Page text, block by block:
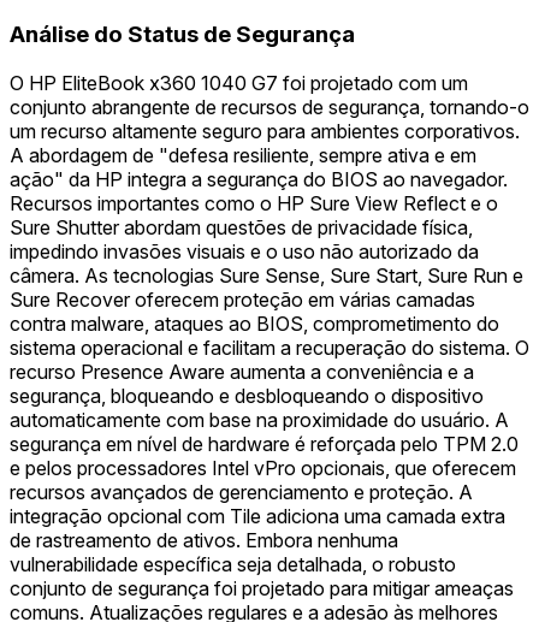
Análise do Status de Segurança
O HP EliteBook x360 1040 G7 foi projetado com um
conjunto abrangente de recursos de segurança, tornando-o
um recurso altamente seguro para ambientes corporativos.
A abordagem de "defesa resiliente, sempre ativa e em
ação" da HP integra a segurança do BIOS ao navegador.
Recursos importantes como o HP Sure View Reflect e o
Sure Shutter abordam questões de privacidade física,
impedindo invasões visuais e o uso não autorizado da
câmera. As tecnologias Sure Sense, Sure Start, Sure Run e
Sure Recover oferecem proteção em várias camadas
contra malware, ataques ao BIOS, comprometimento do
sistema operacional e facilitam a recuperação do sistema. O
recurso Presence Aware aumenta a conveniência e a
segurança, bloqueando e desbloqueando o dispositivo
automaticamente com base na proximidade do usuário. A
segurança em nível de hardware é reforçada pelo TPM 2.0
e pelos processadores Intel vPro opcionais, que oferecem
recursos avançados de gerenciamento e proteção. A
integração opcional com Tile adiciona uma camada extra
de rastreamento de ativos. Embora nenhuma
vulnerabilidade específica seja detalhada, o robusto
conjunto de segurança foi projetado para mitigar ameaças
comuns. Atualizações regulares e a adesão às melhores